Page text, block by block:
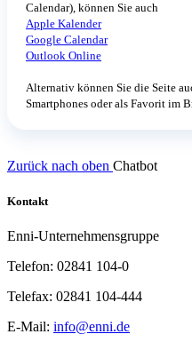
Calendar), können Sie auch
Apple Kalender
Google Calendar
Outlook Online
Alternativ können Sie die Seite
Smartphones oder als Favorit im
Zurück nach oben Chatbot
Kontakt
Enni-Unternehmensgruppe
Telefon: 02841 104-0
Telefax: 02841 104-444
E-Mail: info@enni.de